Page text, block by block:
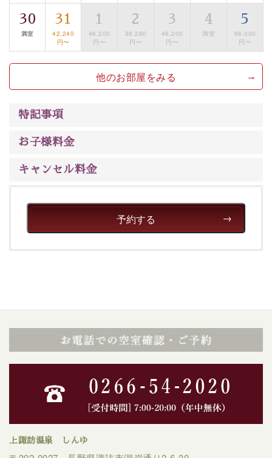
したら幸いです。
30
満室
31
42,240
円〜
1
46,200
円〜
2
38,280
円〜
3
46,200
円〜
4
満室
5
66,000
円〜
他のお部屋をみる
特記事項
お子様料金
キャンセル料金
予約する
上諏訪温泉 しんゆ